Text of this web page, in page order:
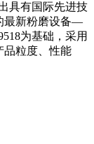
具有国际先进技
最新粉磨设备—
为基础，采用
品粒度、性能